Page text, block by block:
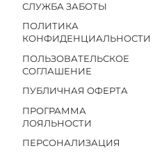
СЛУЖБА ЗАБОТЫ
ПОЛИТИКА
КОНФИДЕНЦИАЛЬНОСТИ
ПОЛЬЗОВАТЕЛЬСКОЕ
СОГЛАШЕНИЕ
ПУБЛИЧНАЯ ОФЕРТА
ПРОГРАММА
ЛОЯЛЬНОСТИ
ПЕРСОНАЛИЗАЦИЯ